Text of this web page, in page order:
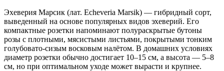
Эхеверия Марсик (лат. Echeveria Marsik) — гибридный сорт,
выведенный на основе популярных видов эхеверий. Его
компактные розетки напоминают полураскрытые бутоны
розы с плотными, мясистыми листьями, покрытыми тонким
голубовато-сизым восковым налётом. В домашних условиях
диаметр розетки обычно достигает 10–15 см, а высота — 5–8
см, но при оптимальном уходе может вырасти и крупнее.